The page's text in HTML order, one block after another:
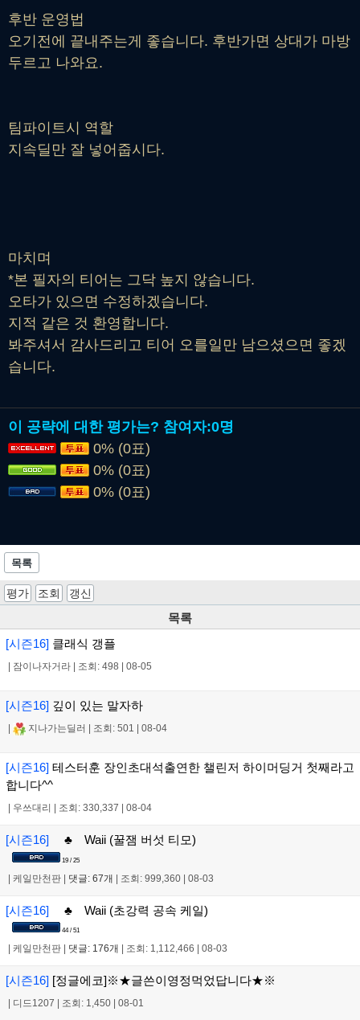
후반 운영법
오기전에 끝내주는게 좋습니다. 후반가면 상대가 마방
두르고 나와요.
팀파이트시 역할
지속딜만 잘 넣어줍시다.
마치며
*본 필자의 티어는 그닥 높지 않습니다.
오타가 있으면 수정하겠습니다.
지적 같은 것 환영합니다.
봐주셔서 감사드리고 티어 오를일만 남으셨으면 좋겠
습니다.
이 공략에 대한 평가는? 참여자:0명
0% (0표)
0% (0표)
0% (0표)
목록
평가 조회 갱신
목록
[시즌16] 클래식 갱플
잠이나자거라 조회: 498 08-05
[시즌16] 깊이 있는 말자하
지나가는딜러 조회: 501 08-04
[시즌16] 테스터훈 장인초대석출연한 챌린저 하이머딩거 첫째라고
합니다^^
우쓰대리 조회: 330,337 08-04
[시즌16] ♣ Waii (꿀잼 버섯 티모)
19 / 25
| 케일만천판 | 댓글: 67개 | 조회: 999,360 | 08-03
[시즌16] ♣ Waii (초강력 공속 케일)
44 / 51
케일만천판 댓글: 176개 조회: 1,112,466 08-03
[시즌16] [정글에코]※★글쓴이영정먹었답니다★※
디드1207 조회: 1,450 08-01